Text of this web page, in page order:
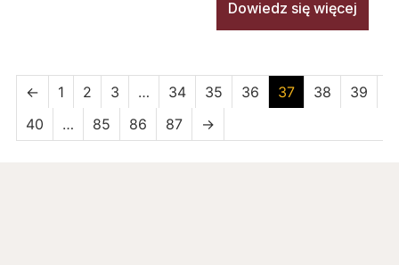
Dowiedz się więcej
← 1 2 3 … 34 35 36 37 38
39
40
… 85 86 87 →